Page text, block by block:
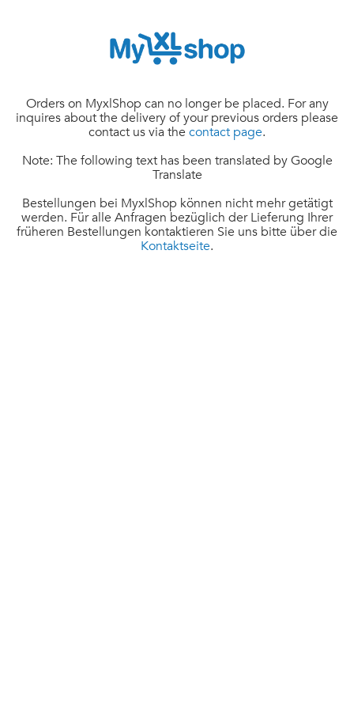
Orders on MyxlShop can no longer be placed. For any
inquires about the delivery of your previous orders please
contact us via the contact page.
Note: The following text has been translated by Google
Translate
Bestellungen bei MyxlShop können nicht mehr getätigt
werden. Für alle Anfragen bezüglich der Lieferung Ihrer
früheren Bestellungen kontaktieren Sie uns bitte über die
Kontaktseite.